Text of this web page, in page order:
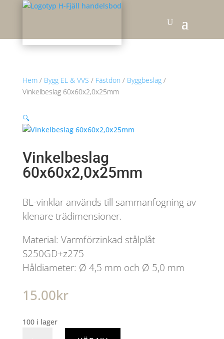
Hem/ Bygg EL & VVS / Fästdon / Byggbeslag/
Vinkelbeslag 60x60x2,0x25mm
🔍
Vinkelbeslag
60x60x2,0x25mm
BL-vinklar används till sammanfogning av
klenare trädimensioner.
Material: Varmförzinkad stålplåt
S250GD+z275
Håldiameter: Ø 4,5 mm och Ø 5,0 mm
15.00kr
100 i lager